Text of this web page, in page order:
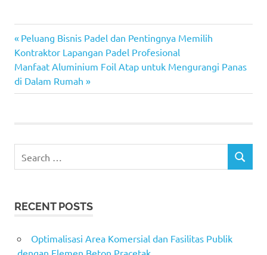
Post
navigation
Previous
Post:
Peluang Bisnis Padel dan Pentingnya Memilih
Kontraktor Lapangan Padel Profesional
Next
Post:
Manfaat Aluminium Foil Atap untuk Mengurangi Panas
di Dalam Rumah
for:
SEARCH
RECENT POSTS
Optimalisasi Area Komersial dan Fasilitas Publik